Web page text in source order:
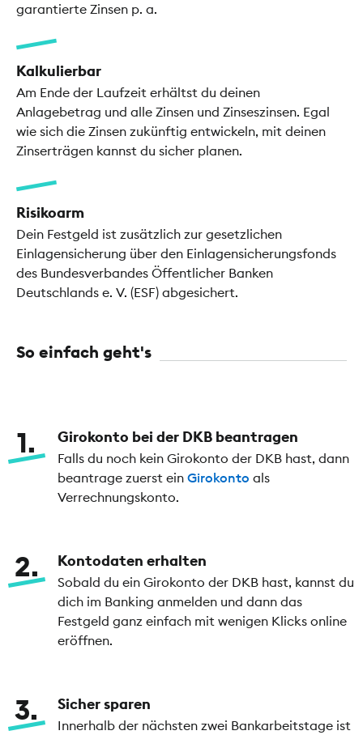
garantierte Zinsen p. a.
Kalkulierbar
Am Ende der Laufzeit erhältst du deinen
Anlagebetrag und alle Zinsen und Zinseszinsen. Egal
wie sich die Zinsen zukünftig entwickeln, mit deinen
Zinserträgen kannst du sicher planen.
Risikoarm
Dein Festgeld ist zusätzlich zur gesetzlichen
Einlagensicherung über den Einlagensicherungsfonds
des Bundesverbandes Öffentlicher Banken
Deutschlands e. V. (ESF) abgesichert.
So einfach geht's
1 Girokonto bei der DKB beantragen
Falls du noch kein Girokonto der DKB hast, dann
beantrage zuerst ein Girokonto als
Verrechnungskonto.
2 Kontodaten erhalten
Sobald du ein Girokonto der DKB hast, kannst du
dich im Banking anmelden und dann das
Festgeld ganz einfach mit wenigen Klicks online
eröffnen.
3 Sicher sparen
Innerhalb der nächsten zwei Bankarbeitstage ist